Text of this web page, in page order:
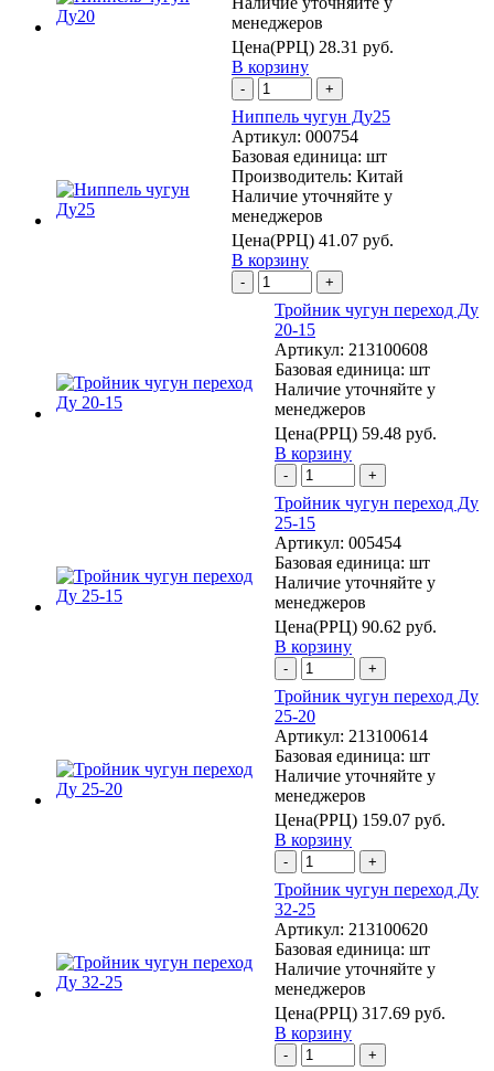
менеджеров
Цена(РРЦ) 28.31 руб.
В корзину
- +
Ниппель чугун Ду25
Артикул: 000754
Базовая единица: шт
Производитель: Китай
Наличие уточняйте у
менеджеров
Цена(РРЦ) 41.07 руб.
В корзину
- +
Тройник чугун переход Ду
20-15
Артикул: 213100608
Базовая единица: шт
Наличие уточняйте у
менеджеров
Цена(РРЦ) 59.48 руб.
В корзину
- +
Тройник чугун переход Ду
25-15
Артикул: 005454
Базовая единица: шт
Наличие уточняйте у
менеджеров
Цена(РРЦ) 90.62 руб.
В корзину
- +
Тройник чугун переход Ду
25-20
Артикул: 213100614
Базовая единица: шт
Наличие уточняйте у
менеджеров
Цена(РРЦ) 159.07 руб.
В корзину
- +
Тройник чугун переход Ду
32-25
Артикул: 213100620
Базовая единица: шт
Наличие уточняйте у
менеджеров
Цена(РРЦ) 317.69 руб.
В корзину
- +